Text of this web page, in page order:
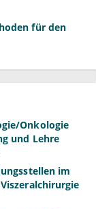
für den
Onkologie
und Lehre
im